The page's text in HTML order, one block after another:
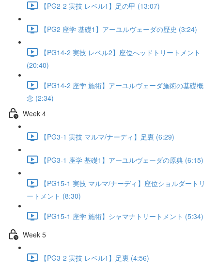
【PG2-2 実技 レベル1】足の甲 (13:07)
【PG2 座学 基礎1】アーユルヴェーダの歴史 (3:24)
【PG14-2 実技 レベル2】座位へッドトリートメント
(20:40)
【PG14-2 座学 施術】アーユルヴェーダ施術の基礎概
念 (2:34)
Week 4
【PG3-1 実技 マルマ/ナーディ】足裏 (6:29)
【PG3-1 座学 基礎1】アーユルヴェーダの原典 (6:15)
【PG15-1 実技 マルマ/ナーディ】座位ショルダートリ
ートメント (8:30)
【PG15-1 座学 施術】シャマナトリートメント (5:34)
Week 5
【PG3-2 実技 レベル1】足裏 (4:56)